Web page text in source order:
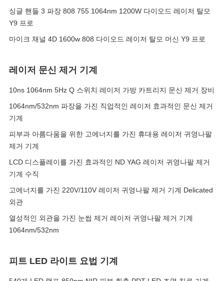
싱글 핸들 3 파장 808 755 1064nm 1200W 다이오드 레이저 탈모
Y9 프로
마이크 채널 4D 1600w 808 다이오드 레이저 탈모 머신 Y9 프로
레이저 문신 제거 기계
10ns 1064nm 5Hz Q 스위치 레이저 가방 카트리지 문신 제거 장비
1064nm/532nm 파장을 가진 직업적인 레이저 효과적인 문신 제거
기계
피부과 아름다움을 위한 고에너지를 가진 휴대용 레이저 귀영나팔
제거 기계
LCD 디스플레이를 가진 효과적인 ND YAG 레이저 귀영나팔 제거
기계 수직
고에너지를 가진 220V/110V 레이저 귀영나팔 제거 기계 Delicated
외관
열성적인 외관을 가진 눈썹 제거 레이저 귀영나팔 제거 기계
1064nm/532nm
피트 LED 라이트 요법 기계